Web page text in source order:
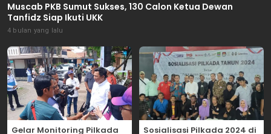
Muscab PKB Sumut Sukses, 130 Calon Ketua Dewan
Tanfidz Siap Ikuti UKK
4 bulan yang lalu
Gelar Monitoring Pilkada Sosialisasi Pilkada 2024 di